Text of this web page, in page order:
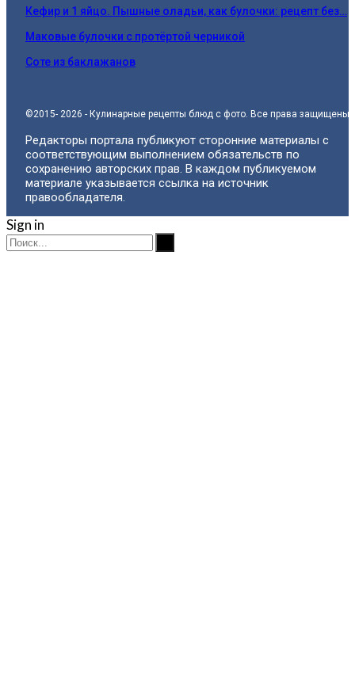
Кефир и 1 яйцо. Пышные оладьи, как булочки: рецепт без…
Маковые булочки с протёртой черникой
Соте из баклажанов
©2015- 2026 - Кулинарные рецепты блюд с фото. Все права защищены.
Редакторы портала публикуют сторонние материалы с
соответствующим выполнением обязательств по
сохранению авторских прав. В каждом публикуемом
материале указывается ссылка на источник
правообладателя.
Sign in